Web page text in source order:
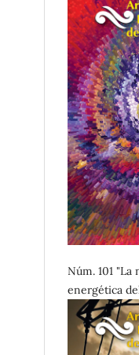
Núm. 101 "La
energética